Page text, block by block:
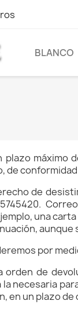
BLANCO
plazo máximo
de
de
una
aunque
por
orden de
necesaria
en un plazo